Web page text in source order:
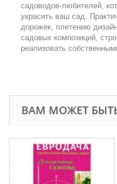
садоводов-любителей,
украсить ваш сад.
дорожек, плетению
садовых композиций,
реализовать
ВАМ МОЖЕТ